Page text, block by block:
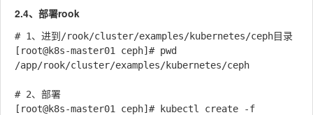
2.4、部署rook
# 1、进到/rook/cluster/examples/kubernetes/ceph目录
[root@k8s-master01 ceph]# pwd
/app/rook/cluster/examples/kubernetes/ceph
# 2、部署
[root@k8s-master01 ceph]# kubectl create -f